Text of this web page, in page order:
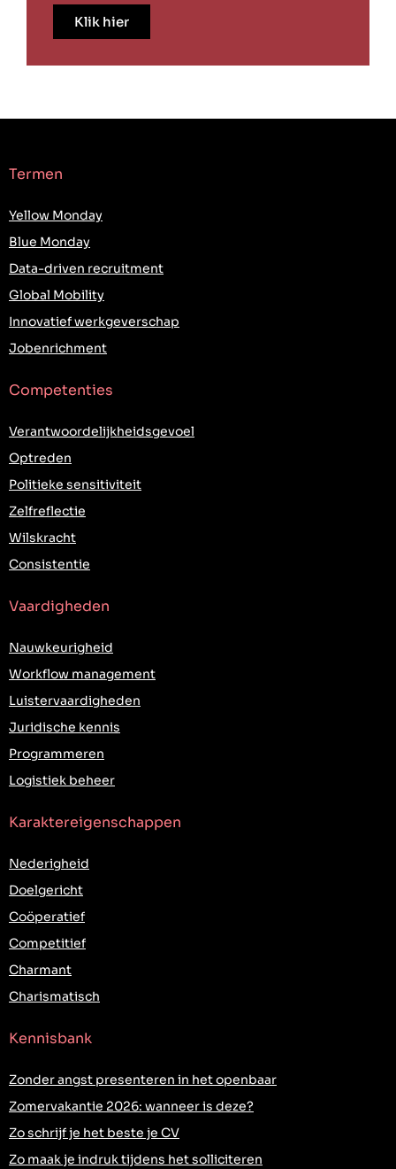
Klik hier
Termen
Yellow Monday
Blue Monday
Data-driven recruitment
Global Mobility
Innovatief werkgeverschap
Jobenrichment
Competenties
Verantwoordelijkheidsgevoel
Optreden
Politieke sensitiviteit
Zelfreflectie
Wilskracht
Consistentie
Vaardigheden
Nauwkeurigheid
Workflow management
Luistervaardigheden
Juridische kennis
Programmeren
Logistiek beheer
Karaktereigenschappen
Nederigheid
Doelgericht
Coöperatief
Competitief
Charmant
Charismatisch
Kennisbank
Zonder angst presenteren in het openbaar
Zomervakantie 2026: wanneer is deze?
Zo schrijf je het beste je CV
Zo maak je indruk tijdens het solliciteren